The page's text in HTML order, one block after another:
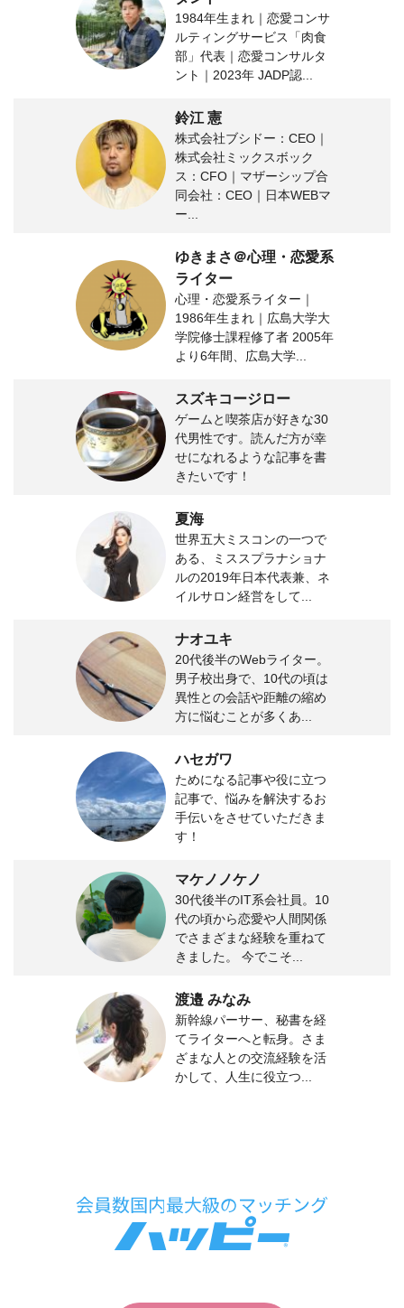
1984年生まれ｜恋愛コンサ
ルティングサービス「肉食
部」代表｜恋愛コンサルタ
ント｜2023年 JADP認...
鈴江 憲
株式会社ブシドー：CEO｜
株式会社ミックスボック
ス：CFO｜マザーシップ合
同会社：CEO｜日本WEBマ
ー...
ゆきまさ＠心理・恋愛系
ライター
心理・恋愛系ライター｜
1986年生まれ｜広島大学大
学院修士課程修了者 2005年
より6年間、広島大学...
スズキコージロー
ゲームと喫茶店が好きな30
代男性です。読んだ方が幸
せになれるような記事を書
きたいです！
夏海
世界五大ミスコンの一つで
ある、ミススプラナショナ
ルの2019年日本代表兼、ネ
イルサロン経営をして...
ナオユキ
20代後半のWebライター。
男子校出身で、10代の頃は
異性との会話や距離の縮め
方に悩むことが多くあ...
ハセガワ
ためになる記事や役に立つ
記事で、悩みを解決するお
手伝いをさせていただきま
す！
マケノノケノ
30代後半のIT系会社員。10
代の頃から恋愛や人間関係
でさまざまな経験を重ねて
きました。 今でこそ...
渡邉 みなみ
新幹線パーサー、秘書を経
てライターへと転身。さま
ざまな人との交流経験を活
かして、人生に役立つ...